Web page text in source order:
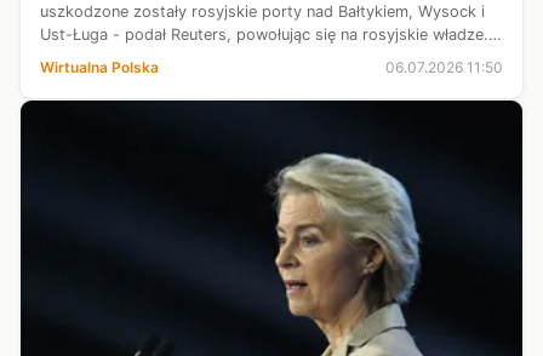
uszkodzone zostały rosyjskie porty nad Bałtykiem, Wysock i
Ust-Ługa - podał Reuters, powołując się na rosyjskie władze.
W nocy z niedzieli na poniedziałek Rosjanie zestrzelili 519
Wirtualna Polska 06.07.2026 11:50